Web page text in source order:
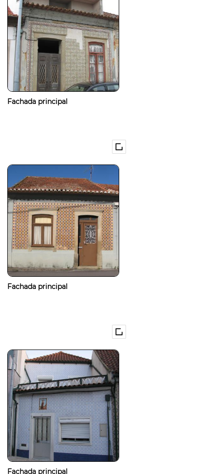
Fachada principal
Fachada principal
Fachada principal